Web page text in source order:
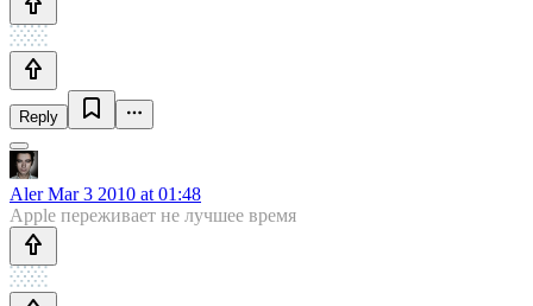
Reply
AlerMar 3 2010 at 01:48
Apple переживает не лучшее время